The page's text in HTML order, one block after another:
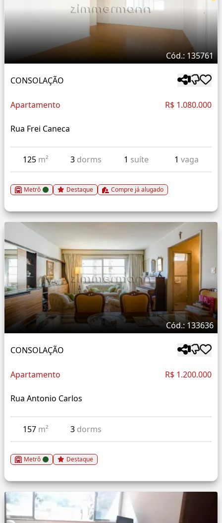
Cód.: 135761
CONSOLAÇÃO
Apartamento R$ 1.080.000
Rua Frei Caneca
125 m² 3 dorms 1 suíte 1 vaga
Metrô Destaque Compre já alugado
Cód.: 133636
CONSOLAÇÃO
Apartamento R$ 1.200.000
Rua Antonio Carlos
157 m² 3 dorms
Metrô Destaque